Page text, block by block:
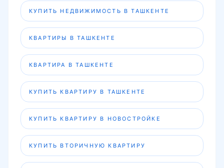
КУПИТЬ НЕДВИЖИМОСТЬ В ТАШКЕНТЕ
КВАРТИРЫ В ТАШКЕНТЕ
КВАРТИРА В ТАШКЕНТЕ
КУПИТЬ КВАРТИРУ В ТАШКЕНТЕ
КУПИТЬ КВАРТИРУ В НОВОСТРОЙКЕ
КУПИТЬ ВТОРИЧНУЮ КВАРТИРУ